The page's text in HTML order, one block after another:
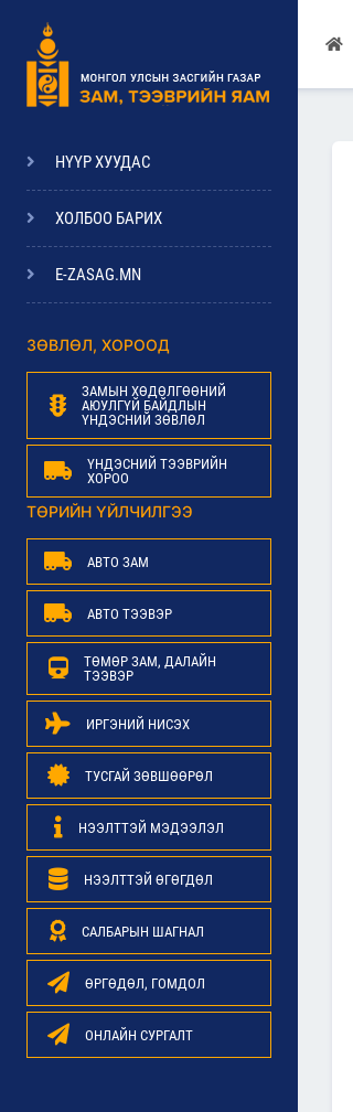
НҮҮР ХУУДАС
ХОЛБОО БАРИХ
E-ZASAG.MN
ЗӨВЛӨЛ, ХОРООД
ЗАМЫН ХӨДӨЛГӨӨНИЙ
АЮУЛГҮЙ БАЙДЛЫН
ҮНДЭСНИЙ ЗӨВЛӨЛ
ҮНДЭСНИЙ ТЭЭВРИЙН
ХОРОО
ТӨРИЙН ҮЙЛЧИЛГЭЭ
АВТО ЗАМ
АВТО ТЭЭВЭР
ТӨМӨР ЗАМ, ДАЛАЙН
ТЭЭВЭР
ИРГЭНИЙ НИСЭХ
ТУСГАЙ ЗӨВШӨӨРӨЛ
НЭЭЛТТЭЙ МЭДЭЭЛЭЛ
НЭЭЛТТЭЙ ӨГӨГДӨЛ
САЛБАРЫН ШАГНАЛ
ӨРГӨДӨЛ, ГОМДОЛ
ОНЛАЙН СУРГАЛТ